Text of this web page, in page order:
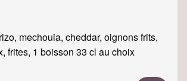
mechouia, cheddar, oignons frits,
frites, 1 boisson 33 cl au choix